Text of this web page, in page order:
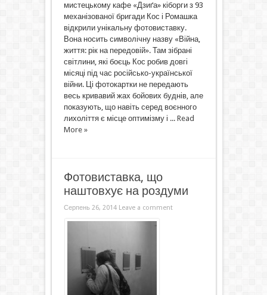
мистецькому кафе «Дзиґа» кіборги з 93
механізованої бригади Кос і Ромашка
відкрили унікальну фотовиставку.
Вона носить символічну назву «Війна,
життя: рік на передовій». Там зібрані
світлини, які боєць Кос робив довгі
місяці під час російсько-української
війни. Ці фотокартки не передають
весь кривавий жах бойових буднів, але
показують, що навіть серед воєнного
лихоліття є місце оптимізму і ... Read
More »
Фотовиставка, що
наштовхує на роздуми
Серпень 26, 2014 Leave a comment